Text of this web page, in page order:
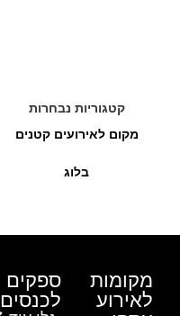
קטגוריות נבחרות
מקום לאירועים קטנים
בלוג
מקומות
לאירוע
ספקים
לכנסים